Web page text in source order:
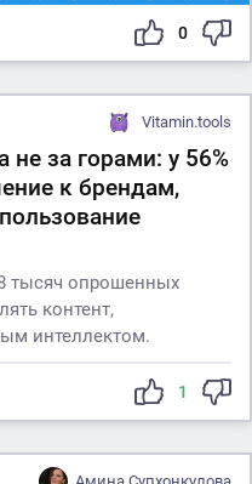
0
Vitamin.tools
за горами: у 56%
к брендам,
тысяч опрошенных
контент,
интеллектом.
1